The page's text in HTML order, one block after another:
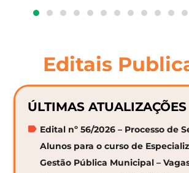
Editais
ÚLTIMAS ATUALIZAÇÕES
Edital nº 56/2026 – Processo de
Alunos para o curso de
Gestão Pública Municipal –